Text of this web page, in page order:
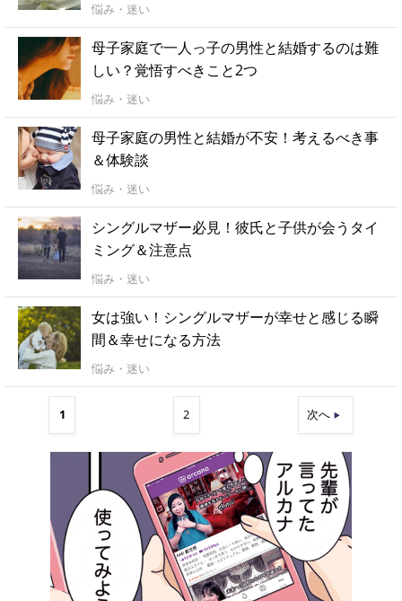
悩み・迷い
母子家庭で一人っ子の男性と結婚するのは難
しい？覚悟すべきこと2つ
悩み・迷い
母子家庭の男性と結婚が不安！考えるべき事
＆体験談
悩み・迷い
シングルマザー必見！彼氏と子供が会うタイ
ミング＆注意点
悩み・迷い
女は強い！シングルマザーが幸せと感じる瞬
間＆幸せになる方法
悩み・迷い
1 2 次へ